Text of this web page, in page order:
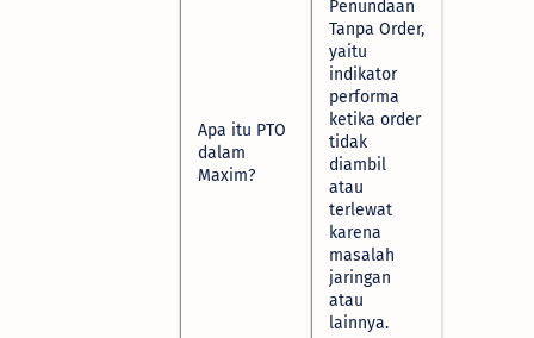
Apa itu PTO
dalam
Maxim?
Penundaan
Tanpa Order,
yaitu
indikator
performa
ketika order
tidak
diambil
atau
terlewat
karena
masalah
jaringan
atau
lainnya.